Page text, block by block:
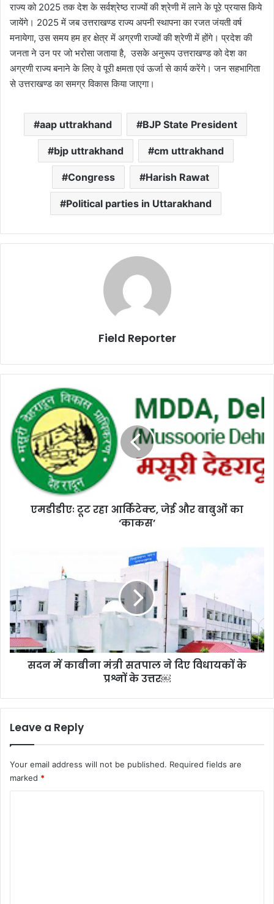
राज्य को 2025 तक देश के सर्वश्रेष्ठ राज्यों की श्रेणी में लाने के पूरे प्रयास किये
जायेंगे। 2025 में जब उत्तराखण्ड राज्य अपनी स्थापना का रजत जंयती वर्ष
मनायेगा, उस समय हम हर क्षेत्र में अग्रणी राज्यों की श्रेणी में होंगे। प्रदेश की
जनता ने उन पर जो भरोसा जताया है, उसके अनुरूप उत्तराखण्ड को देश का
अग्रणी राज्य बनाने के लिए वे पूरी क्षमता एवं ऊर्जा से कार्य करेंगे। जन सहभागिता
से उत्तराखण्ड का समग्र विकास किया जाएगा।
aap uttrakhand BJP State President
bjp uttrakhand cm uttrakhand
Congress Harish Rawat
Political parties in Uttarakhand
Field Reporter
रहा
आर्किटेक्ट,
जेई
और
बाबुओं
एमडीडीएः टूट रहा आर्किटेक्ट, जेई और बाबुओं का
‘काकस’
मंत्री
सतपाल
ने
दिए
विधायकों
के
सदन में काबीना मंत्री सतपाल ने दिए विधायकों के
प्रश्नों के उत्तर￼
Leave a Reply
Your email address will not be published. Required fields are
marked *